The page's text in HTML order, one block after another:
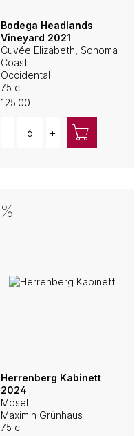
Bodega Headlands
Vineyard 2021
Cuvée Elizabeth, Sonoma
Coast
Occidental
75 cl
125.00
– +
Herrenberg Kabinett
2024
Mosel
Maximin Grünhaus
75 cl